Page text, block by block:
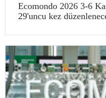
Ecomondo 2026 3-6
29'uncu kez